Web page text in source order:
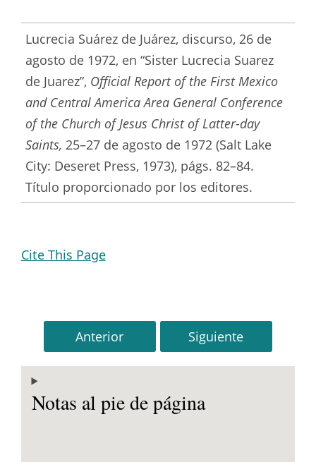
Lucrecia Suárez de Juárez, discurso, 26 de
agosto de 1972, en “Sister Lucrecia Suarez
de Juarez”, Official Report of the First Mexico
and Central America Area General Conference
of the Church of Jesus Christ of Latter-day
Saints, 25–27 de agosto de 1972 (Salt Lake
City: Deseret Press, 1973), págs. 82–84.
Título proporcionado por los editores.
Cite This Page
Anterior Siguiente
Notas al pie de página